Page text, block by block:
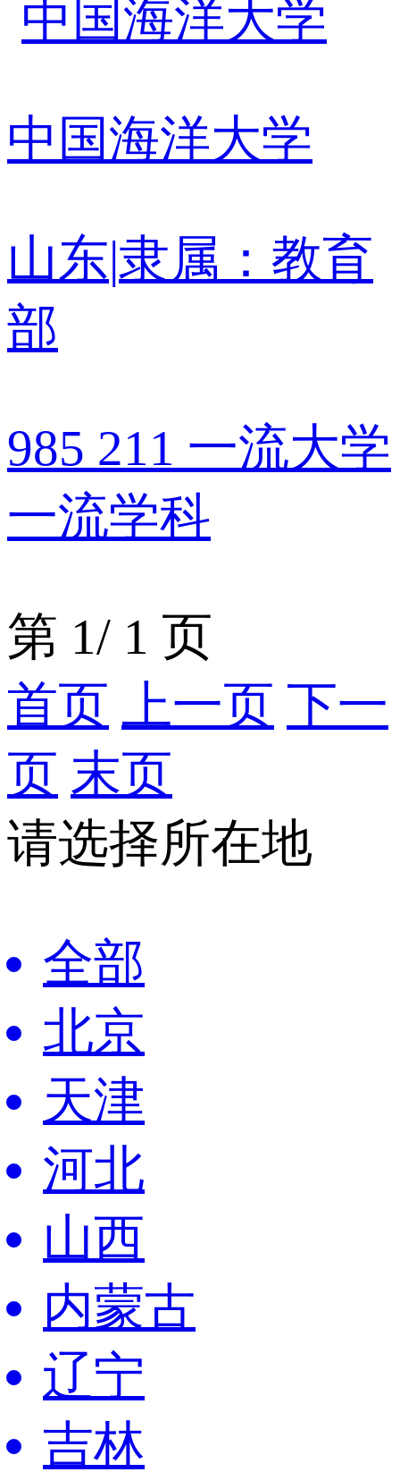
中国海洋大学
山东|隶属：教育
部
985 211 一流大学
一流学科
第 1/ 1 页
首页 上一页 下一
页 末页
请选择所在地
全部
北京
天津
河北
山西
内蒙古
辽宁
吉林